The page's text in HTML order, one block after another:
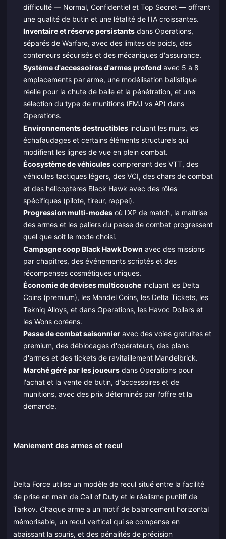
difficulté — Normal, Confidentiel et Top Secret — offrant
une qualité de butin et une létalité de l'IA croissantes.
Inventaire et réserve persistantsdans Operations,
séparés de Warfare, avec des limites de poids, des
conteneurs sécurisés et des mécaniques d'assurance.
Système d'accessoires d'armes profond avec 5 à 8
emplacements par arme, une modélisation balistique
réelle pour la chute de balle et la pénétration, et une
sélection du type de munitions (FMJ vs AP) dans
Operations.
Environnements destructiblesincluant les murs, les
échafaudages et certains éléments structurels qui
modifient les lignes de vue en plein combat.
Écosystème de véhiculescomprenant des VTT, des
véhicules tactiques légers, des VCI, des chars de combat
et des hélicoptères Black Hawk avec des rôles
spécifiques (pilote, tireur, rappel).
Progression multi-modesoù l'XP de match, la maîtrise
des armes et les paliers du passe de combat progressent
quel que soit le mode choisi.
Campagne coop Black Hawk Down avec des missions
par chapitres, des événements scriptés et des
récompenses cosmétiques uniques.
Économie de devises multicoucheincluant les Delta
Coins (premium), les Mandel Coins, les Delta Tickets, les
Tekniq Alloys, et dans Operations, les Havoc Dollars et
les Wons coréens.
Passe de combat saisonnieravec des voies gratuites et
premium, des déblocages d'opérateurs, des plans
d'armes et des tickets de ravitaillement Mandelbrick.
Marché géré par les joueursdans Operations pour
l'achat et la vente de butin, d'accessoires et de
munitions, avec des prix déterminés par l'offre et la
demande.
Maniement des armes et recul
Delta Force utilise un modèle de recul situé entre la facilité
de prise en main de Call of Duty et le réalisme punitif de
Tarkov. Chaque arme a un motif de balancement horizontal
mémorisable, un recul vertical qui se compense en
abaissant la souris, et des pénalités de précision